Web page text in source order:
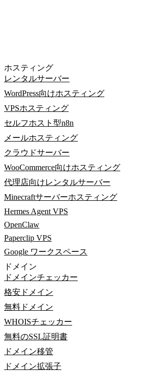
ホスティング
レンタルサーバー
WordPress向けホスティング
VPSホスティング
セルフホスト型n8n
メールホスティング
クラウドサーバー
WooCommerce向けホスティング
代理店向けレンタルサーバー
Minecraftサーバーホスティング
Hermes Agent VPS
OpenClaw
Paperclip VPS
Google ワークスペース
ドメイン
ドメインチェッカー
格安ドメイン
無料ドメイン
WHOISチェッカー
無料のSSL証明書
ドメイン移管
ドメイン拡張子